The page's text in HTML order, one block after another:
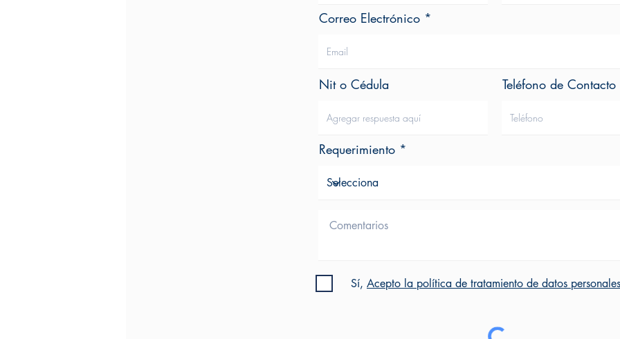
Correo Electrónico
Nit o Cédula Teléfono de Contacto
Requerimiento
Sí, Acepto la política de tratamiento de datos personales